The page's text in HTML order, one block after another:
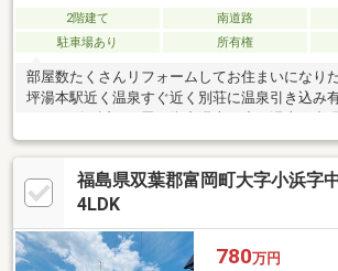
2階建て 南道路
駐車場あり
所有権
部屋数たくさんリフォームしてお住まいになり
坪湯本駅近く温泉すぐ近く別荘に温泉引き込み
ｍコンビニ近く三函の街中湯本一小、湯本一中
毎日行きたい方に
福島県双葉郡富岡町大字小浜字
4LDK
780万円